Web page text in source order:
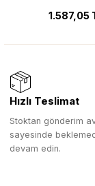
1.587,05
Hızlı Teslimat
Stoktan gönderim
sayesinde
devam edin.